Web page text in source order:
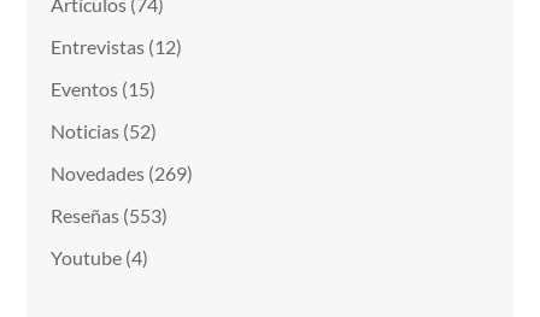
Entrevistas (12)
Eventos (15)
Noticias (52)
Novedades (269)
Reseñas (553)
Youtube (4)